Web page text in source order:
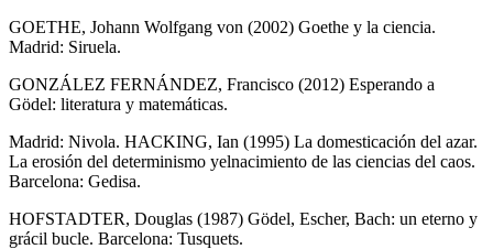
GOETHE, Johann Wolfgang von (2002) Goethe y la ciencia.
Madrid: Siruela.
GONZÁLEZ FERNÁNDEZ, Francisco (2012) Esperando a
Gödel: literatura y matemáticas.
Madrid: Nivola. HACKING, Ian (1995) La domesticación del azar.
La erosión del determinismo yelnacimiento de las ciencias del caos.
Barcelona: Gedisa.
HOFSTADTER, Douglas (1987) Gödel, Escher, Bach: un eterno y
grácil bucle. Barcelona: Tusquets.